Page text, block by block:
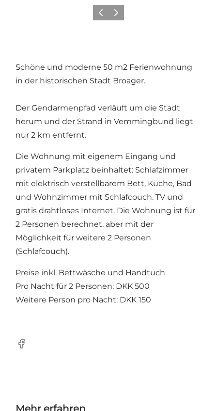
ZurückWeiter
Schöne und moderne 50 m2 Ferienwohnung
in der historischen Stadt Broager.
Der Gendarmenpfad verläuft um die Stadt
herum und der Strand in Vemmingbund liegt
nur 2 km entfernt.
Die Wohnung mit eigenem Eingang und
privatem Parkplatz beinhaltet: Schlafzimmer
mit elektrisch verstellbarem Bett, Küche, Bad
und Wohnzimmer mit Schlafcouch. TV und
gratis drahtloses Internet. Die Wohnung ist für
2 Personen berechnet, aber mit der
Möglichkeit für weitere 2 Personen
(Schlafcouch).
Preise inkl. Bettwäsche und Handtuch
Pro Nacht für 2 Personen: DKK 500
Weitere Person pro Nacht: DKK 150
Facebook
Mehr erfahren